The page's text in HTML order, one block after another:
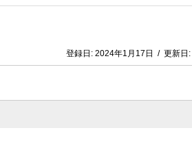
登録日: 2024年1月17日 / 更新日: